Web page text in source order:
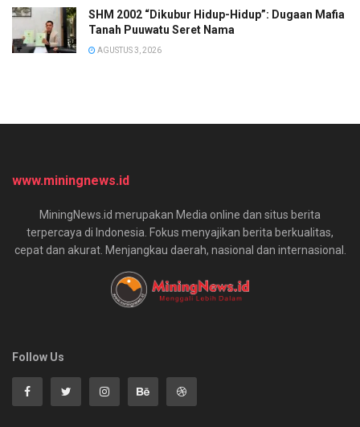
SHM 2002 “Dikubur Hidup-Hidup”: Dugaan Mafia
Tanah Puuwatu Seret Nama
AGUSTUS 3, 2026
www.miningnews.id
MiningNews.id merupakan Media online dan situs berita
terpercaya di Indonesia. Fokus menyajikan berita berkualitas,
cepat dan akurat. Menjangkau daerah, nasional dan internasional.
Follow Us